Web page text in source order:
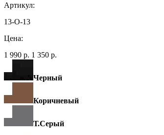
Артикул:
13-O-13
Цена:
1 990 р. 1 350 р.
Черный
Коричневый
Т.Серый